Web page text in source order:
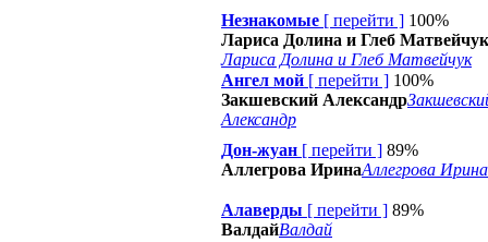
Незнакомые [ перейти ] 100%
Лариса Долина и Глеб Матвейчук
Лариса Долина и Глеб Матвейчук
Ангел мой [ перейти ] 100%
Закшевский Александр
Александр
Дон-жуан [ перейти ] 89%
Аллегрова ИринаАллегрова Ирина
Алаверды [ перейти ] 89%
ВалдайВалдай